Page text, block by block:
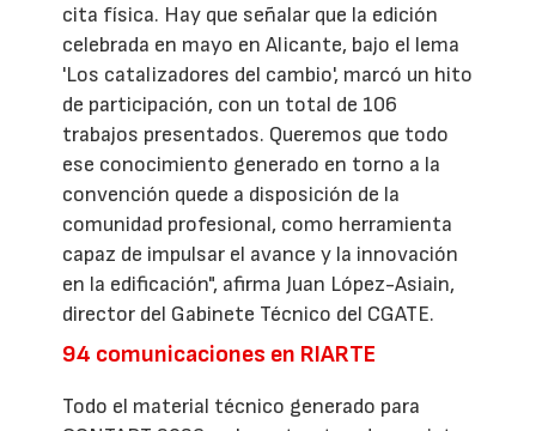
cita física. Hay que señalar que la edición
celebrada en mayo en Alicante, bajo el lema
'Los catalizadores del cambio', marcó un hito
de participación, con un total de 106
trabajos presentados. Queremos que todo
ese conocimiento generado en torno a la
convención quede a disposición de la
comunidad profesional, como herramienta
capaz de impulsar el avance y la innovación
en la edificación", afirma Juan López-Asiain,
director del Gabinete Técnico del CGATE.
94 comunicaciones en RIARTE
Todo el material técnico generado para